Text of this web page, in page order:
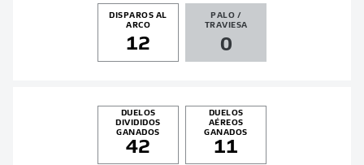
DISPAROS AL
ARCO
12
PALO /
TRAVIESA
0
DUELOS
DIVIDIDOS
GANADOS
42
DUELOS
AÉREOS
GANADOS
11